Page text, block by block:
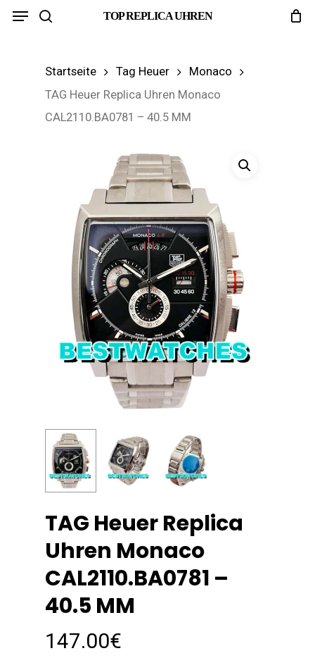
Skip
TOP REPLICA UHREN
Menu
Startseite Tag Heuer
Monaco
TAG Heuer Replica Uhren Monaco
CAL2110.BA0781 – 40.5 MM
TAG Heuer Replica
Uhren Monaco
CAL2110.BA0781 –
40.5 MM
147.00€